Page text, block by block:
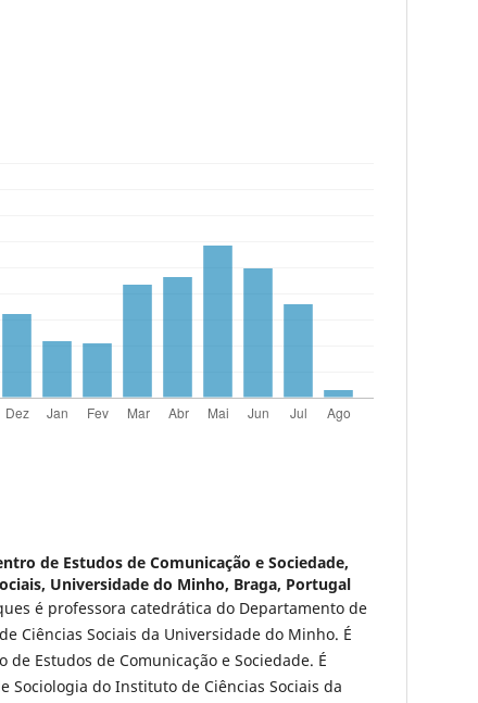
de Estudos de Comunicação e Sociedade,
Universidade do Minho, Braga, Portugal
é professora catedrática do Departamento de
Ciências Sociais da Universidade do Minho. É
de Estudos de Comunicação e Sociedade. É
Sociologia do Instituto de Ciências Sociais da